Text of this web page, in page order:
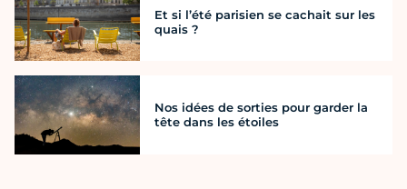
Et si l’été parisien se cachait sur les
quais ?
Nos idées de sorties pour garder la
tête dans les étoiles